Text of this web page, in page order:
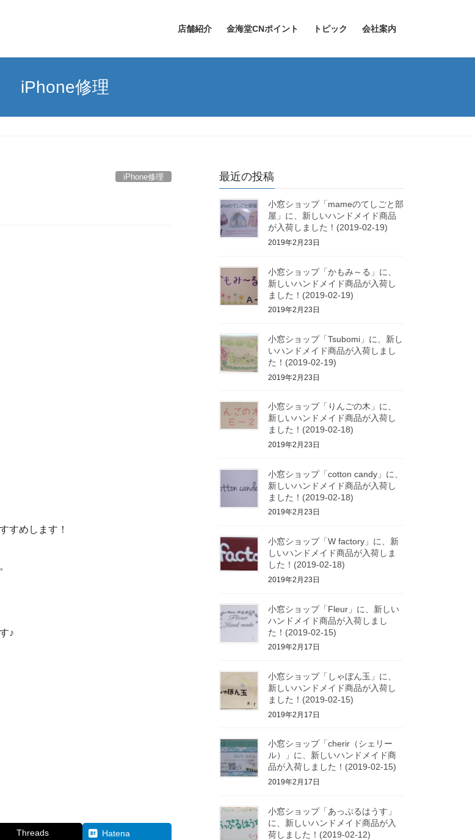
店舗紹介 金海堂CNポイント トピック 会社案内
iPhone修理
iPhone修理
すめします！
♪
Threads Hatena
最近の投稿
小窓ショップ「mameのてしごと部
屋」に、新しいハンドメイド商品
が入荷しました！(2019-02-19)
2019年2月23日
小窓ショップ「かもみ～る」に、
新しいハンドメイド商品が入荷し
ました！(2019-02-19)
2019年2月23日
小窓ショップ「Tsubomi」に、新し
いハンドメイド商品が入荷しまし
た！(2019-02-19)
2019年2月23日
小窓ショップ「りんごの木」に、
新しいハンドメイド商品が入荷し
ました！(2019-02-18)
2019年2月23日
小窓ショップ「cotton candy」に、
新しいハンドメイド商品が入荷し
ました！(2019-02-18)
2019年2月23日
小窓ショップ「W factory」に、新
しいハンドメイド商品が入荷しま
した！(2019-02-18)
2019年2月23日
小窓ショップ「Fleur」に、新しい
ハンドメイド商品が入荷しまし
た！(2019-02-15)
2019年2月17日
小窓ショップ「しゃぼん玉」に、
新しいハンドメイド商品が入荷し
ました！(2019-02-15)
2019年2月17日
小窓ショップ「cherir（シェリー
ル）」に、新しいハンドメイド商
品が入荷しました！(2019-02-15)
2019年2月17日
小窓ショップ「あっぷるはうす」
に、新しいハンドメイド商品が入
荷しました！(2019-02-12)